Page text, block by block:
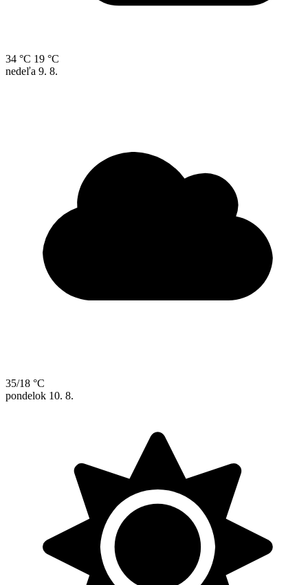
34 °C 19 °C
nedeľa 9. 8.
35/18 °C
pondelok 10. 8.